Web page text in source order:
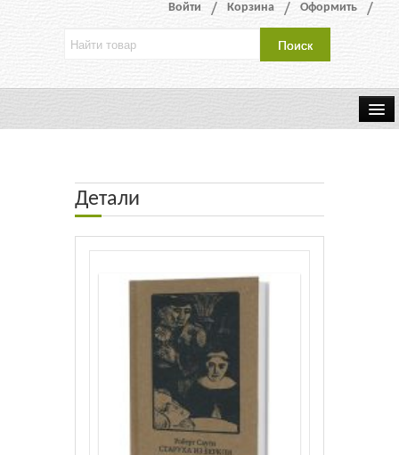
Войти Корзина Оформить
Контакты
Букинистические книги
Детали